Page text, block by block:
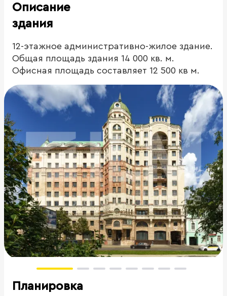
Описание
здания
12-этажное административно-жилое здание.
Общая площадь здания 14 000 кв. м.
Офисная площадь составляет 12 500 кв м.
Планировка